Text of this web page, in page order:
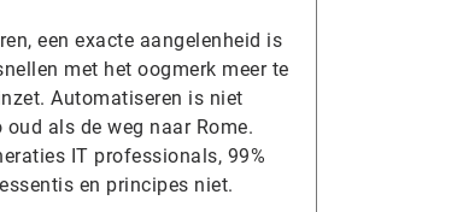
een exacte aangelenheid is
met het oogmerk meer te
Automatiseren is niet
als de weg naar Rome.
IT professionals, 99%
en principes niet.